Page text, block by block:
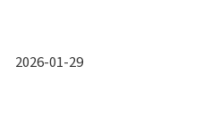
2026-01-29